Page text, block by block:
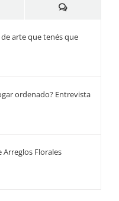
Comments
arte que tenés que
ordenado? Entrevista
Arreglos Florales